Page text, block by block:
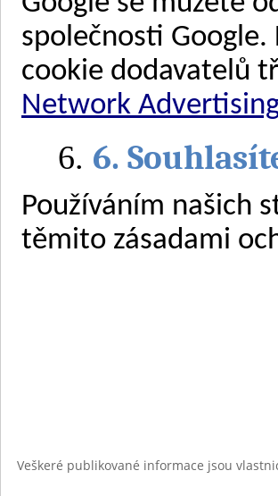
Veškeré publikované informace jsou